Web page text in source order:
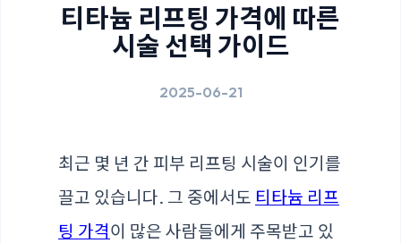
티타늄 리프팅 가격에 따른
시술 선택 가이드
2025-06-21
최근 몇 년 간 피부 리프팅 시술이 인기를
끌고 있습니다. 그 중에서도 티타늄 리프
팅 가격이 많은 사람들에게 주목받고 있